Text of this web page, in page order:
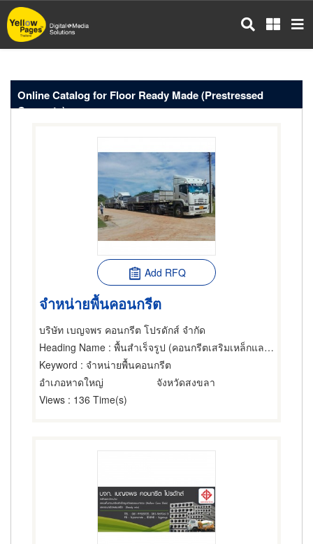
Skip
to
main
Online Catalog for Floor Ready Made (Prestressed
Concrete)
Add RFQ
จำหน่ายพื้นคอนกรีต
บริษัท เบญจพร คอนกรีต โปรดักส์ จำกัด
Heading Name : พื้นสำเร็จรูป (คอนกรีตเสริมเหล็กและอัดแรง)
Keyword : จำหน่ายพื้นคอนกรีต
อำเภอหาดใหญ่
จังหวัดสงขลา
Views : 136 Time(s)